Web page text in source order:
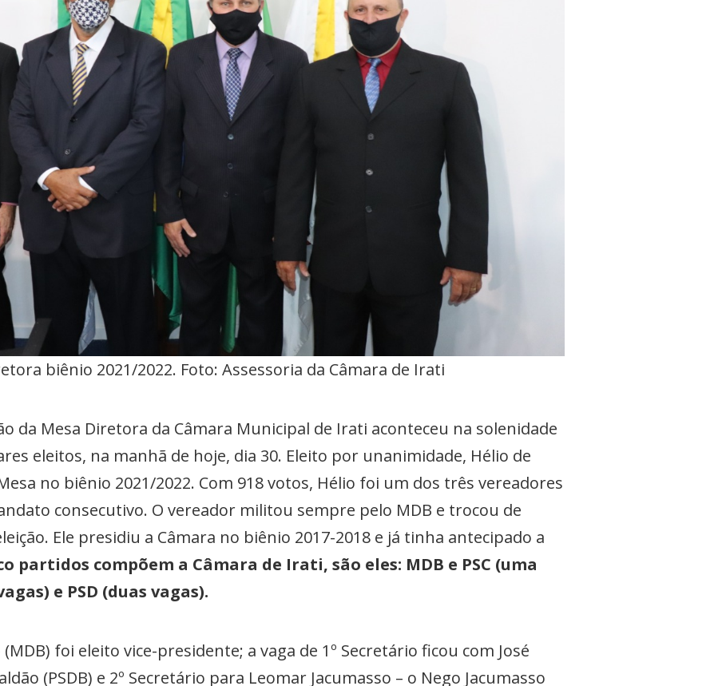
biênio 2021/2022. Foto: Assessoria da Câmara de Irati
da Mesa Diretora da Câmara Municipal de Irati aconteceu na solenidade
eleitos, na manhã de hoje, dia 30. Eleito por unanimidade, Hélio de
no biênio 2021/2022. Com 918 votos, Hélio foi um dos três vereadores
consecutivo. O vereador militou sempre pelo MDB e trocou de
Ele presidiu a Câmara no biênio 2017-2018 e já tinha antecipado a
partidos compõem a Câmara de Irati, são eles: MDB e PSC (uma
e PSD (duas vagas).
foi eleito vice-presidente; a vaga de 1º Secretário ficou com José
(PSDB) e 2º Secretário para Leomar Jacumasso – o Nego Jacumasso